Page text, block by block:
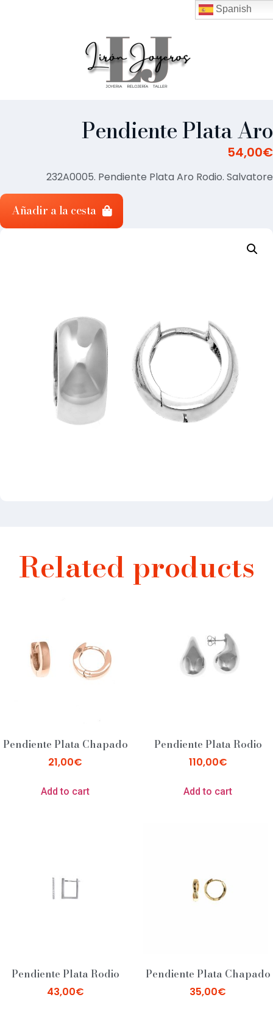
Pendiente Plata Aro
54,00€
232A0005. Pendiente Plata Aro Rodio. Salvatore
Añadir a la cesta
Related products
Pendiente Plata Chapado
21,00€
Add to cart
Pendiente Plata Rodio
110,00€
Add to cart
Pendiente Plata Rodio
43,00€
Pendiente Plata Chapado
35,00€
Spanish